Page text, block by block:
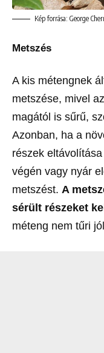
Kép forrása: George
Metszés
A kis métengnek
metszése, mivel
magától is sűrű,
Azonban, ha a
részek
végén vagy nyár
metszést. A
sérült részeket
méteng nem tűri